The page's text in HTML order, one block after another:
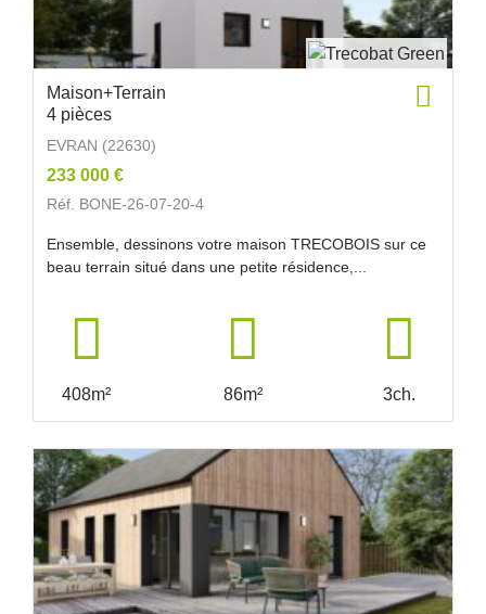
Maison+Terrain
4 pièces
EVRAN (22630)
233 000 €
Réf. BONE-26-07-20-4
Ensemble, dessinons votre maison TRECOBOIS sur ce
beau terrain situé dans une petite résidence,...
408m² 86m² 3ch.